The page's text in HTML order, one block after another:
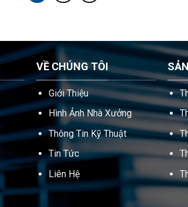
VỀ CHÚNG TÔI
Giới Thiệu
Hình Ảnh Nhà Xưởng
Thông Tin Kỹ Thuật
Tin Tức
Liên Hệ